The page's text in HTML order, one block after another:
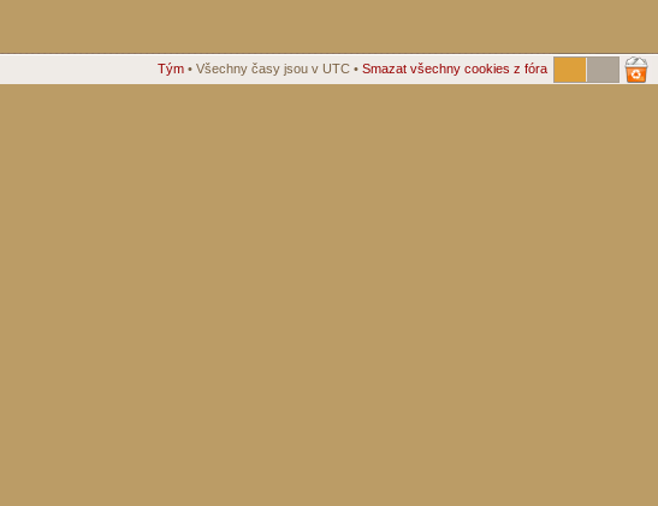
Tým • Všechny časy jsou v UTC • Smazat všechny cookies z fóra